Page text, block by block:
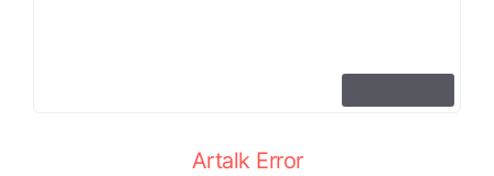
Artalk Error